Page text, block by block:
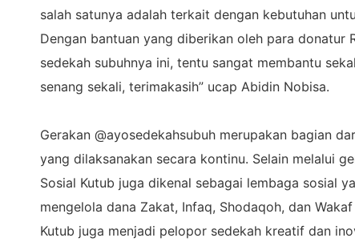
salah satunya adalah terkait dengan kebutuhan
Dengan bantuan yang diberikan oleh para donatur
sedekah subuhnya ini, tentu sangat membantu
senang sekali, terimakasih” ucap Abidin Nobisa.
Gerakan @ayosedekahsubuh merupakan bagian
yang dilaksanakan secara kontinu. Selain melalui
Sosial Kutub juga dikenal sebagai lembaga sosial
mengelola dana Zakat, Infaq, Shodaqoh, dan
Kutub juga menjadi pelopor sedekah kreatif dan